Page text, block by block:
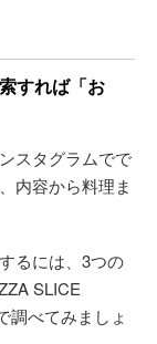
すれば「お
スタグラムでで
内容から料理ま
るには、3つの
SLICE
調べてみましょ